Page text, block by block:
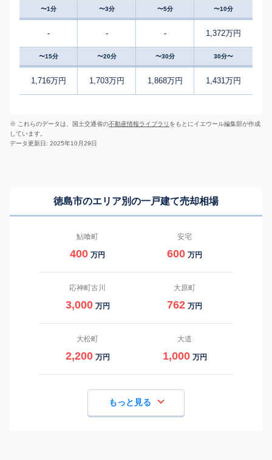
〜1分 〜3分 〜5分 〜10分
- - - 1,372万円
〜15分 〜20分 〜30分 30分〜
1,716万円 1,703万円 1,868万円 1,431万円
※ これらのデータは、国土交通省の不動産情報ライブラリ をもとにイエウール編集部が作成
しています。
データ更新日: 2025年10月29日
徳島市のエリア別の一戸建て売却相場
鮎喰町
400 万円
安宅
600 万円
応神町古川
3,000 万円
大原町
762 万円
大松町
2,200 万円
大道
1,000 万円
もっと見る